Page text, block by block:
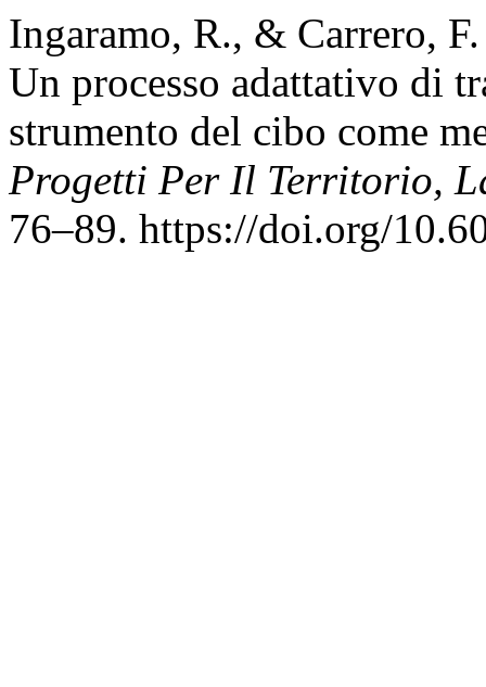
Ingaramo, R., & Carrero,
Un processo adattativo di
strumento del cibo come
Progetti Per Il Territorio,
76–89. https://doi.org/